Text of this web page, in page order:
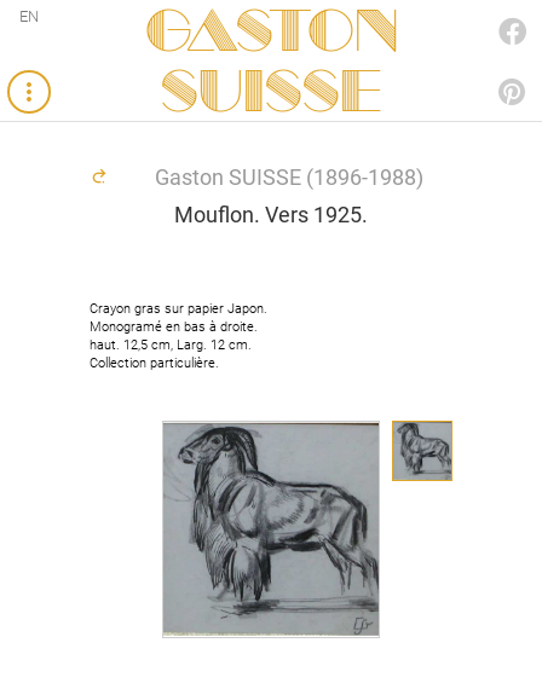
Gaston
SUISSE
EN
Gaston SUISSE (1896-1988)
Mouflon. Vers 1925.
Crayon gras sur papier Japon.
Monogramé en bas à droite.
haut. 12,5 cm, Larg. 12 cm.
Collection particulière.
Crayon gras sur papier Japon.
Monogramé en bas à droite.
haut. 12,5 cm, Larg. 12 cm.
Collection particulière.